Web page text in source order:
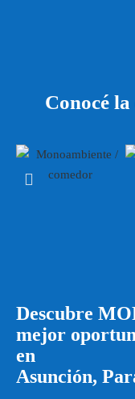
Conocé
Descubre
mejor
en
Asunción,